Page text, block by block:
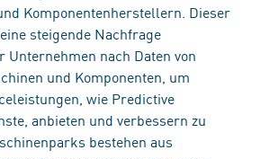
Komponentenherstellern. Dieser
steigende Nachfrage
nach Daten von
und Komponenten, um
wie Predictive
anbieten und verbessern zu
bestehen aus